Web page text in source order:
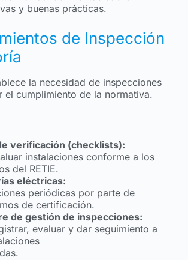
y buenas prácticas.
de Inspección
la necesidad de inspecciones
el cumplimiento de la normativa.
verificación (checklists):
instalaciones conforme a los
del RETIE.
eléctricas:
periódicas por parte de
de certificación.
de gestión de inspecciones:
evaluar y dar seguimiento a